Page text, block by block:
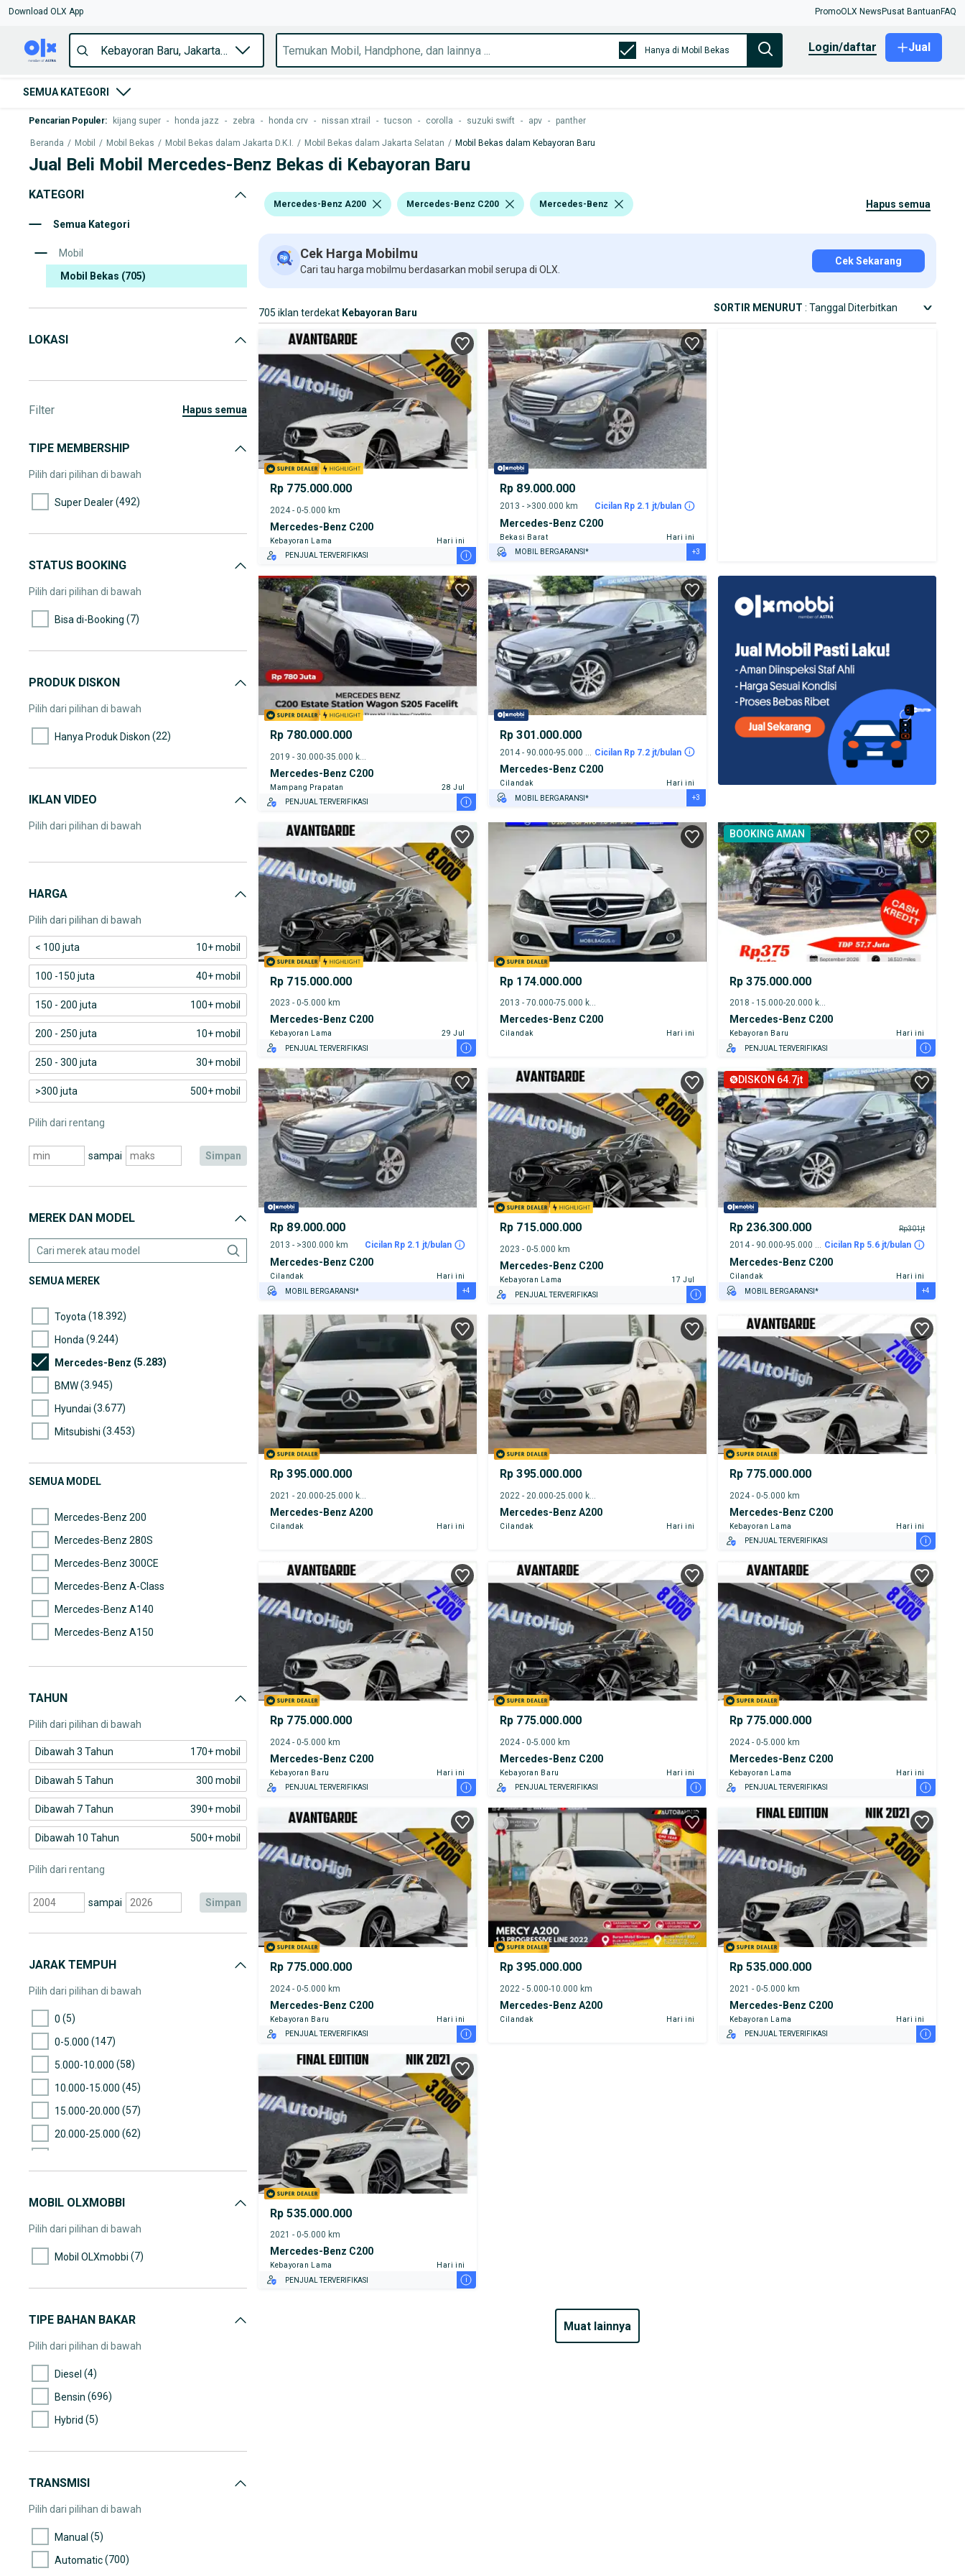
Download OLX App PromoOLX News Pusat Bantuan FAQ
Hanya di Mobil Bekas login/daftar Jual
SEMUA KATEGORI
Pencarian Populer: kijang super - honda jazz - zebra - honda crv - nissan xtrail - tucson - corolla - suzuki swift - apv - panther
Beranda / Mobil / Mobil Bekas / Mobil Bekas dalam Jakarta D.K.I. / Mobil Bekas dalam Jakarta Selatan / Mobil Bekas dalam Kebayoran Baru
Jual Beli Mobil Mercedes-Benz Bekas di Kebayoran Baru
KATEGORI
Semua Kategori
Mobil
Mobil Bekas (705)
LOKASI
Filter hapus semua
TIPE MEMBERSHIP
Pilih dari pilihan di bawah
Super Dealer(492)
STATUS BOOKING
Pilih dari pilihan di bawah
Bisa di-Booking (7)
PRODUK DISKON
Pilih dari pilihan di bawah
Hanya Produk Diskon (22)
IKLAN VIDEO
Pilih dari pilihan di bawah
HARGA
Pilih dari pilihan di bawah
< 100 juta 10+ mobil
100 -150 juta 40+ mobil
150 - 200 juta 100+ mobil
200 - 250 juta 10+ mobil
250 - 300 juta 30+ mobil
>300 juta 500+ mobil
Pilih dari rentang
sampai simpan
MEREK DAN MODEL
SEMUA MEREK
Toyota (18.392)
Honda (9.244)
Mercedes-Benz (5.283)
BMW(3.945)
Hyundai (3.677)
Mitsubishi (3.453)
Suzuki(2.688)
SEMUA MODEL
Mercedes-Benz 200
Mercedes-Benz 280S
Mercedes-Benz 300CE
Mercedes-Benz A-Class
Mercedes-Benz A140
Mercedes-Benz A150
Mercedes-Benz AMG GT
TAHUN
Pilih dari pilihan di bawah
Dibawah 3 Tahun 170+ mobil
Dibawah 5 Tahun 300 mobil
Dibawah 7 Tahun 390+ mobil
Dibawah 10 Tahun 500+ mobil
Pilih dari rentang
sampai simpan
JARAK TEMPUH
Pilih dari pilihan di bawah
0 (5)
0-5.000 (147)
5.000-10.000 (58)
10.000-15.000 (45)
15.000-20.000 (57)
20.000-25.000 (62)
35.000-40.000
40.000-45.000(8)
60.000-65.000(6)
65.000-70.000 (13)
(10)
95.000-100.000
MOBIL OLXMOBBI
Pilih dari pilihan di bawah
Mobil OLXmobbi (7)
TIPE BAHAN BAKAR
Pilih dari pilihan di bawah
Diesel (4)
Bensin (696)
Hybrid (5)
TRANSMISI
Pilih dari pilihan di bawah
Manual (5)
Automatic(700)
Mercedes-Benz A200 Mercedes-Benz C200 Mercedes-Benz hapus semua
Cek Harga Mobilmu
Cari tau harga mobilmu berdasarkan mobil serupa di OLX.
Cek Sekarang
705 iklan terdekat Kebayoran Baru SORTIR MENURUT : Tanggal Diterbitkan
Rp 775.000.000
2024 - 0-5.000 km
Mercedes-Benz C200
Kebayoran Lama
Hari ini
PENJUAL TERVERIFIKASI
i
Rp 89.000.000
2013 - >300.000 km Cicilan Rp 2.1 jt/bulan
Mercedes-Benz C200
Bekasi Barat
Hari ini
MOBIL BERGARANSI*
TEST DRIVE DARI RUMAH
GRATIS BIAYA JASA PERAWATAN*
+3
Rp 780.000.000
Mercedes-Benz C200
Mampang Prapatan
28 Jul
PENJUAL TERVERIFIKASI
i
Rp 301.000.000
Cicilan Rp 7.2 jt/bulan
Mercedes-Benz C200
Cilandak
Hari ini
MOBIL BERGARANSI*
TEST DRIVE DARI RUMAH
GRATIS BIAYA JASA PERAWATAN*
+3
Rp 715.000.000
2023 - 0-5.000 km
Mercedes-Benz C200
Kebayoran Lama
29 Jul
PENJUAL TERVERIFIKASI
i
Rp 174.000.000
2013 - 70.000-75.000 km
Mercedes-Benz C200
Cilandak Hari ini
BOOKING AMAN
Rp 375.000.000
2018 - 15.000-20.000 km
Mercedes-Benz C200
Kebayoran Baru
Hari ini
PENJUAL TERVERIFIKASI
i
Rp 89.000.000
2013 - >300.000 km Cicilan Rp 2.1 jt/bulan
Mercedes-Benz C200
Cilandak
Hari ini
MOBIL BERGARANSI*
TEST DRIVE DARI RUMAH
GRATIS BIAYA JASA PERAWATAN*
PENJUAL TERVERIFIKASI
+4
Rp 715.000.000
2023 - 0-5.000 km
Mercedes-Benz C200
Kebayoran Lama
17 Jul
PENJUAL TERVERIFIKASI
i
DISKON 64.7jt
Rp 236.300.000 Rp301jt
2014 - 90.000-95.000 km Cicilan Rp 5.6 jt/bulan
Mercedes-Benz C200
Cilandak
Hari ini
MOBIL BERGARANSI*
TEST DRIVE DARI RUMAH
GRATIS BIAYA JASA PERAWATAN*
PENJUAL TERVERIFIKASI
+4
Rp 395.000.000
2021 - 20.000-25.000 km
Mercedes-Benz A200
Cilandak Hari ini
Rp 395.000.000
2022 - 20.000-25.000 km
Mercedes-Benz A200
Cilandak Hari ini
Rp 775.000.000
2024 - 0-5.000 km
Mercedes-Benz C200
Kebayoran Lama
Hari ini
PENJUAL TERVERIFIKASI
i
Rp 775.000.000
2024 - 0-5.000 km
Mercedes-Benz C200
Kebayoran Baru
Hari ini
PENJUAL TERVERIFIKASI
i
Rp 775.000.000
2024 - 0-5.000 km
Mercedes-Benz C200
Kebayoran Baru
Hari ini
PENJUAL TERVERIFIKASI
i
Rp 775.000.000
2024 - 0-5.000 km
Mercedes-Benz C200
Kebayoran Lama
Hari ini
PENJUAL TERVERIFIKASI
i
Rp 775.000.000
2024 - 0-5.000 km
Mercedes-Benz C200
Kebayoran Baru
Hari ini
PENJUAL TERVERIFIKASI
i
Rp 395.000.000
2022 - 5.000-10.000 km
Mercedes-Benz A200
Cilandak Hari ini
Rp 535.000.000
2021 - 0-5.000 km
Mercedes-Benz C200
Kebayoran Lama
Hari ini
PENJUAL TERVERIFIKASI
i
Rp 535.000.000
2021 - 0-5.000 km
Mercedes-Benz C200
Kebayoran Lama
Hari ini
PENJUAL TERVERIFIKASI
i
muat lainnya